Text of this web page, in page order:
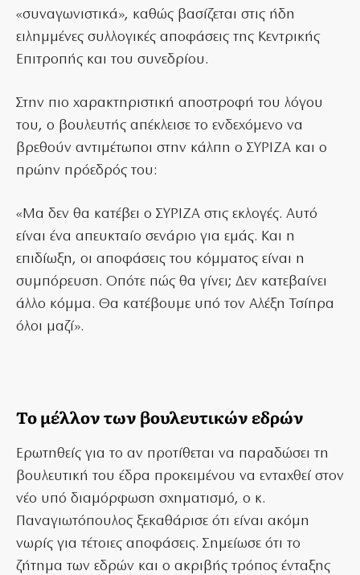
«συναγωνιστικά», καθώς βασίζεται στις ήδη
ειλημμένες συλλογικές αποφάσεις της Κεντρικής
Επιτροπής και του συνεδρίου.
Στην πιο χαρακτηριστική αποστροφή του λόγου
του, ο βουλευτής απέκλεισε το ενδεχόμενο να
βρεθούν αντιμέτωποι στην κάλπη ο ΣΥΡΙΖΑ και ο
πρώην πρόεδρός του:
«Μα δεν θα κατέβει ο ΣΥΡΙΖΑ στις εκλογές. Αυτό
είναι ένα απευκταίο σενάριο για εμάς. Και η
επιδίωξη, οι αποφάσεις του κόμματος είναι η
συμπόρευση. Οπότε πώς θα γίνει; Δεν κατεβαίνει
άλλο κόμμα. Θα κατέβουμε υπό τον Αλέξη Τσίπρα
όλοι μαζί».
Το μέλλον των βουλευτικών εδρών
Ερωτηθείς για το αν προτίθεται να παραδώσει τη
βουλευτική του έδρα προκειμένου να ενταχθεί στον
νέο υπό διαμόρφωση σχηματισμό, ο κ.
Παναγιωτόπουλος ξεκαθάρισε ότι είναι ακόμη
νωρίς για τέτοιες αποφάσεις. Σημείωσε ότι το
ζήτημα των εδρών και ο ακριβής τρόπος ένταξης